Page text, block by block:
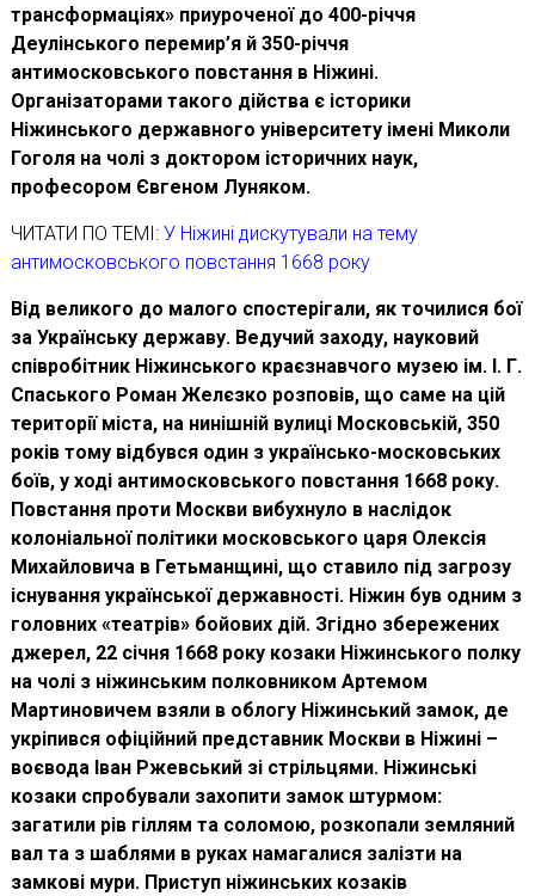
трансформаціях» приуроченої до 400-річчя
Деулінського перемир’я й 350-річчя
антимосковського повстання в Ніжині.
Організаторами такого дійства є історики
Ніжинського державного університету імені Миколи
Гоголя на чолі з доктором історичних наук,
професором Євгеном Луняком.
ЧИТАТИ ПО ТЕМІ: У Ніжині дискутували на тему
антимосковського повстання 1668 року
Від великого до малого спостерігали, як точилися бої
за Українську державу. Ведучий заходу, науковий
співробітник Ніжинського краєзнавчого музею ім. І. Г.
Спаського Роман Желєзко розповів, що саме на цій
території міста, на нинішній вулиці Московській, 350
років тому відбувся один з українсько-московських
боїв, у ході антимосковського повстання 1668 року.
Повстання проти Москви вибухнуло в наслідок
колоніальної політики московського царя Олексія
Михайловича в Гетьманщині, що ставило під загрозу
існування української державності. Ніжин був одним з
головних «театрів» бойових дій. Згідно збережених
джерел, 22 січня 1668 року козаки Ніжинського полку
на чолі з ніжинським полковником Артемом
Мартиновичем взяли в облогу Ніжинський замок, де
укріпився офіційний представник Москви в Ніжині –
воєвода Іван Ржевський зі стрільцями. Ніжинські
козаки спробували захопити замок штурмом:
загатили рів гіллям та соломою, розкопали земляний
вал та з шаблями в руках намагалися залізти на
замкові мури. Приступ ніжинських козаків